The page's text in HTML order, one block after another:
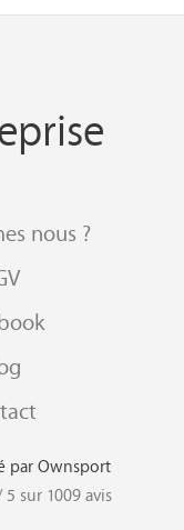
nous ?
par Ownsport
5 sur 1009 avis